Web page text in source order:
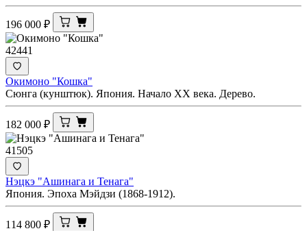
196 000 ₽
42441
Окимоно "Кошка"
Сюнга (кунштюк). Япония. Начало XX века. Дерево.
182 000 ₽
41505
Нэцкэ "Ашинага и Тенага"
Япония. Эпоха Мэйдзи (1868-1912).
114 800 ₽